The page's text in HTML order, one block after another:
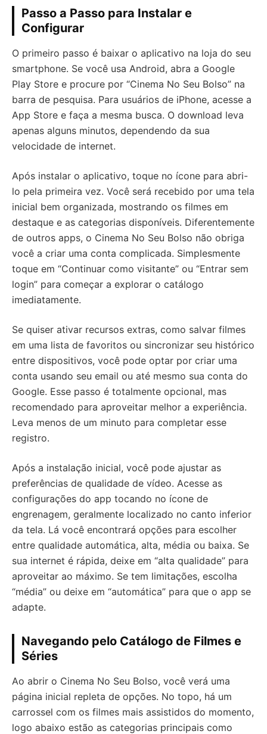
Passo a Passo para Instalar e
Configurar
O primeiro passo é baixar o aplicativo na loja do seu
smartphone. Se você usa Android, abra a Google
Play Store e procure por “Cinema No Seu Bolso” na
barra de pesquisa. Para usuários de iPhone, acesse a
App Store e faça a mesma busca. O download leva
apenas alguns minutos, dependendo da sua
velocidade de internet.
Após instalar o aplicativo, toque no ícone para abri-
lo pela primeira vez. Você será recebido por uma tela
inicial bem organizada, mostrando os filmes em
destaque e as categorias disponíveis. Diferentemente
de outros apps, o Cinema No Seu Bolso não obriga
você a criar uma conta complicada. Simplesmente
toque em “Continuar como visitante” ou “Entrar sem
login” para começar a explorar o catálogo
imediatamente.
Se quiser ativar recursos extras, como salvar filmes
em uma lista de favoritos ou sincronizar seu histórico
entre dispositivos, você pode optar por criar uma
conta usando seu email ou até mesmo sua conta do
Google. Esse passo é totalmente opcional, mas
recomendado para aproveitar melhor a experiência.
Leva menos de um minuto para completar esse
registro.
Após a instalação inicial, você pode ajustar as
preferências de qualidade de vídeo. Acesse as
configurações do app tocando no ícone de
engrenagem, geralmente localizado no canto inferior
da tela. Lá você encontrará opções para escolher
entre qualidade automática, alta, média ou baixa. Se
sua internet é rápida, deixe em “alta qualidade” para
aproveitar ao máximo. Se tem limitações, escolha
“média” ou deixe em “automática” para que o app se
adapte.
Navegando pelo Catálogo de Filmes e
Séries
Ao abrir o Cinema No Seu Bolso, você verá uma
página inicial repleta de opções. No topo, há um
carrossel com os filmes mais assistidos do momento,
logo abaixo estão as categorias principais como